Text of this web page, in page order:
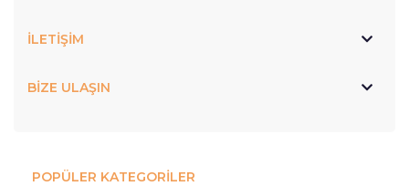
İLETİŞİM
BİZE ULAŞIN
POPÜLER KATEGORİLER